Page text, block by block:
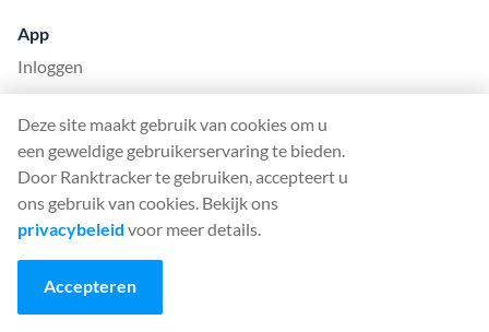
App
Inloggen
Prijzen
App mijlpalen
Helpdesk
English (English)
Deze site maakt gebruik van cookies om u
een geweldige gebruikerservaring te bieden.
Door Ranktracker te gebruiken, accepteert u
ons gebruik van cookies. Bekijk ons
privacybeleid voor meer details.
Accepteren